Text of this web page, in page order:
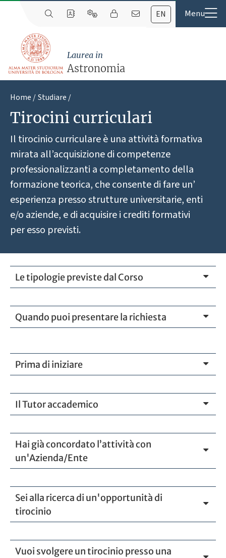
EN
Laurea in
Astronomia
Home Studiare
Tirocini curriculari
Il tirocinio curriculare è una attività formativa
mirata all’acquisizione di competenze
professionalizzanti a completamento della
formazione teorica, che consente di fare un’
esperienza presso strutture universitarie, enti
e/o aziende, e di acquisire i crediti formativi
per esso previsti.
Le tipologie previste dal Corso
Quando puoi presentare la richiesta
Prima di iniziare
Il Tutor accademico
Hai già concordato l’attività con
un'Azienda/Ente
Sei alla ricerca di un'opportunità di
tirocinio
Vuoi svolgere un tirocinio presso una